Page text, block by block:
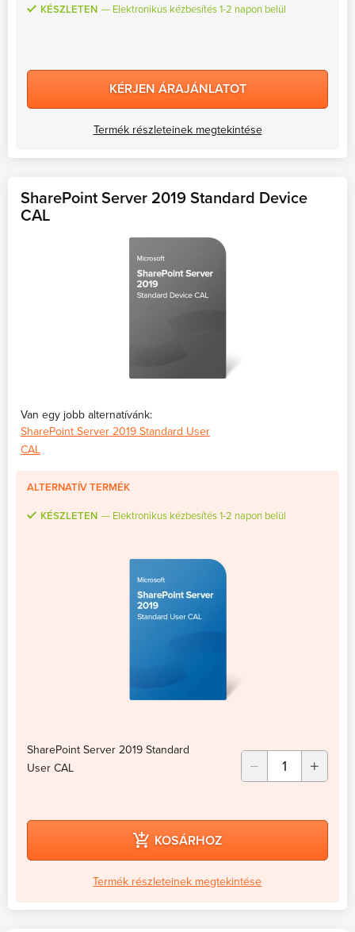
KÉSZLETEN Elektronikus kézbesítés 1-2 napon belül
KÉRJEN ÁRAJÁNLATOT
Termék részleteinek megtekintése
SharePoint Server 2019 Standard Device
CAL
Van egy jobb alternatívánk:
SharePoint Server 2019 Standard User
CAL
ALTERNATÍV TERMÉK
KÉSZLETEN Elektronikus kézbesítés 1-2 napon belül
SharePoint Server 2019 Standard
User CAL
KOSÁRHOZ
Termék részleteinek megtekintése